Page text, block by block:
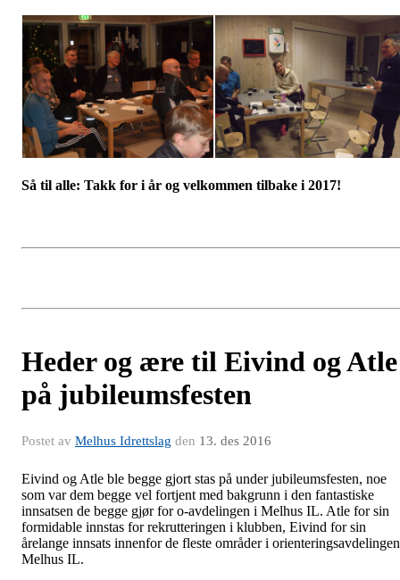
Så til alle: Takk for i år og velkommen tilbake i 2017!
Heder og ære til Eivind og Atle
på jubileumsfesten
Postet av Melhus Idrettslag den 13. des 2016
Eivind og Atle ble begge gjort stas på under jubileumsfesten, noe
som var dem begge vel fortjent med bakgrunn i den fantastiske
innsatsen de begge gjør for o-avdelingen i Melhus IL. Atle for sin
formidable innstas for rekrutteringen i klubben, Eivind for sin
årelange innsats innenfor de fleste områder i
Melhus IL.